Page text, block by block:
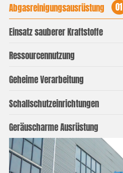
Abgasreinigungsausrüstung
01
Einsatz sauberer Kraftstoffe
Ressourcennutzung
Geheime Verarbeitung
Schallschutzeinrichtungen
Geräuscharme Ausrüstung